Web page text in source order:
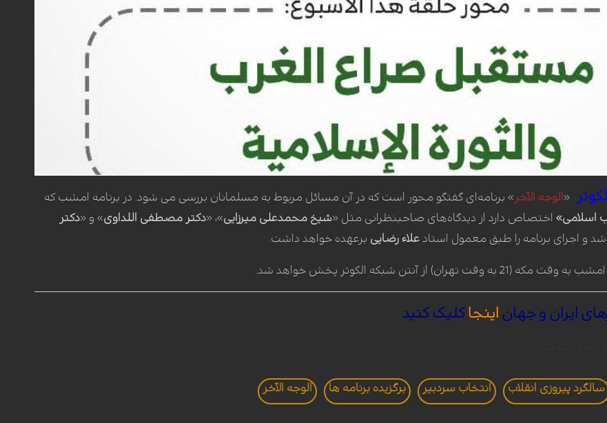
الکوثر « الوجه الآخر » برنامه‌ای گفتگو محور است که در آن مسائل مربوط به مسلمانان بررسی می شود. در برنامه امشب که
اسلامی»اختصاص دارد از دیدگاه‌های صاحبنظرانی مثل «شیخ محمدعلی میرزایی»، «دکتر مصطفی اللداوی» و «دکتر
و اجرای برنامه را طبق معمول استاد علاء رضایی برعهده خواهد داشت.
ایران و جهان اینجا کلیک کنید
سالگرد پیروزی انقلاب انتخاب سردبير برگزيده برنامه ها الوجه الآخر